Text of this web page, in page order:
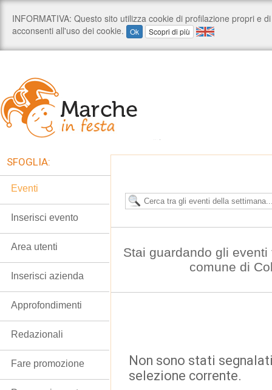
Stai guardando gli
comune di
Non sono stati
selezione corrente.
SFOGLIA:
Eventi
Inserisci evento
Area utenti
Inserisci azienda
Approfondimenti
Redazionali
Fare promozione